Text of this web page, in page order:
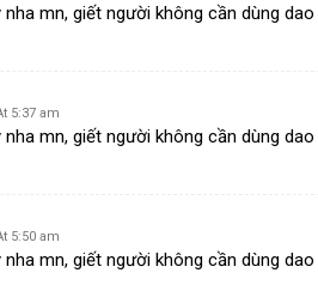
nha mn, giết người không cần dùng dao
5:37 am
nha mn, giết người không cần dùng dao
5:50 am
nha mn, giết người không cần dùng dao